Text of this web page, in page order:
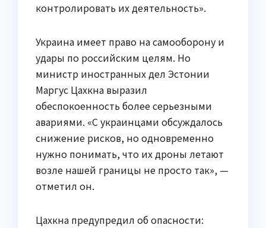
контролировать их деятельность».
Украина имеет право на самооборону и
удары по российским целям. Но
министр иностранных дел Эстонии
Маргус Цахкна выразил
обеспокоенность более серьезными
авариями. «С украинцами обсуждалось
снижение рисков, но одновременно
нужно понимать, что их дроны летают
возле нашей границы не просто так», —
отметил он.
Цахкна предупредил об опасности: